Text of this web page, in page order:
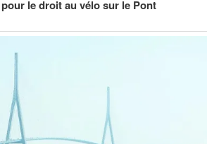
le droit au vélo sur le Pont